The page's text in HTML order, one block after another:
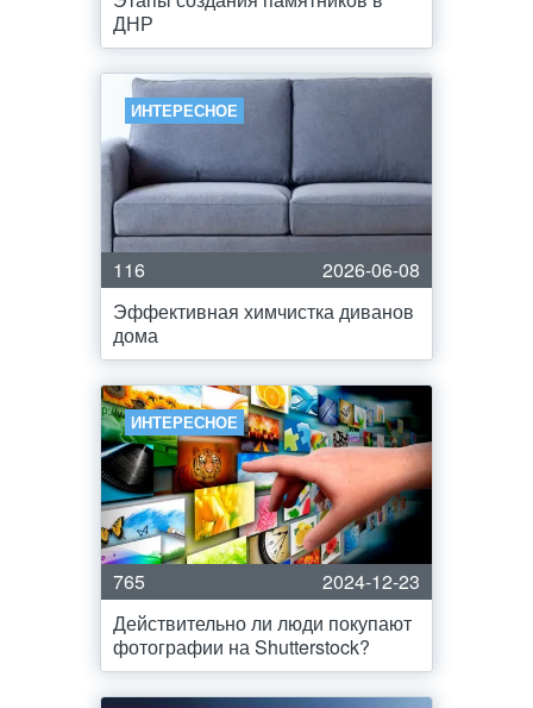
ДНР
ИНТЕРЕСНОЕ
116
2026-06-08
Эффективная химчистка диванов
дома
ИНТЕРЕСНОЕ
765
2024-12-23
Действительно ли люди покупают
фотографии на Shutterstock?